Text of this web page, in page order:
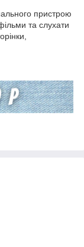
пристрою
та слухати